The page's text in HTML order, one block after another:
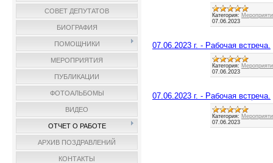
СОВЕТ ДЕПУТАТОВ
БИОГРАФИЯ
ПОМОЩНИКИ
МЕРОПРИЯТИЯ
ПУБЛИКАЦИИ
ФОТОАЛЬБОМЫ
ВИДЕО
ОТЧЕТ О РАБОТЕ
АРХИВ ПОЗДРАВЛЕНИЙ
КОНТАКТЫ
Категория:
07.06.2023
07.06.2023 г. - Рабочая встреча.
Категория:
07.06.2023
07.06.2023 г. - Рабочая встреча.
Категория:
07.06.2023